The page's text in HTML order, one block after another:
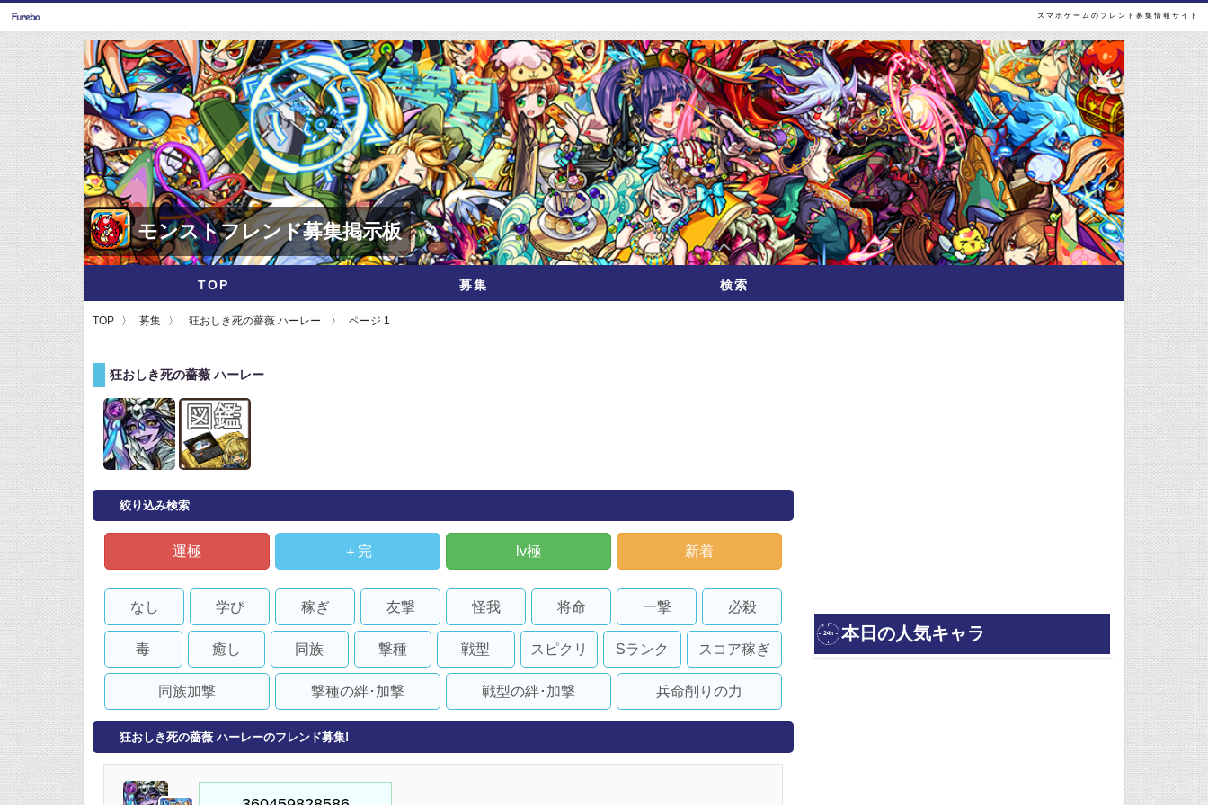
スマホゲームのフレンド募集情報サイト
モンストフレンド募集掲示板
TOP 募集 検索
TOP 募集 狂おしき死の薔薇 ハーレー ページ 1
狂おしき死の薔薇 ハーレー
絞り込み検索
運極 ＋完 lv極 新着
なし 学び 稼ぎ 友撃 怪我 将命 一撃 必殺
毒 癒し 同族 撃種 戦型 スピクリ Sランク スコア稼ぎ
同族加撃 撃種の絆･加撃 戦型の絆･加撃 兵命削りの力
狂おしき死の薔薇 ハーレーのフレンド募集!